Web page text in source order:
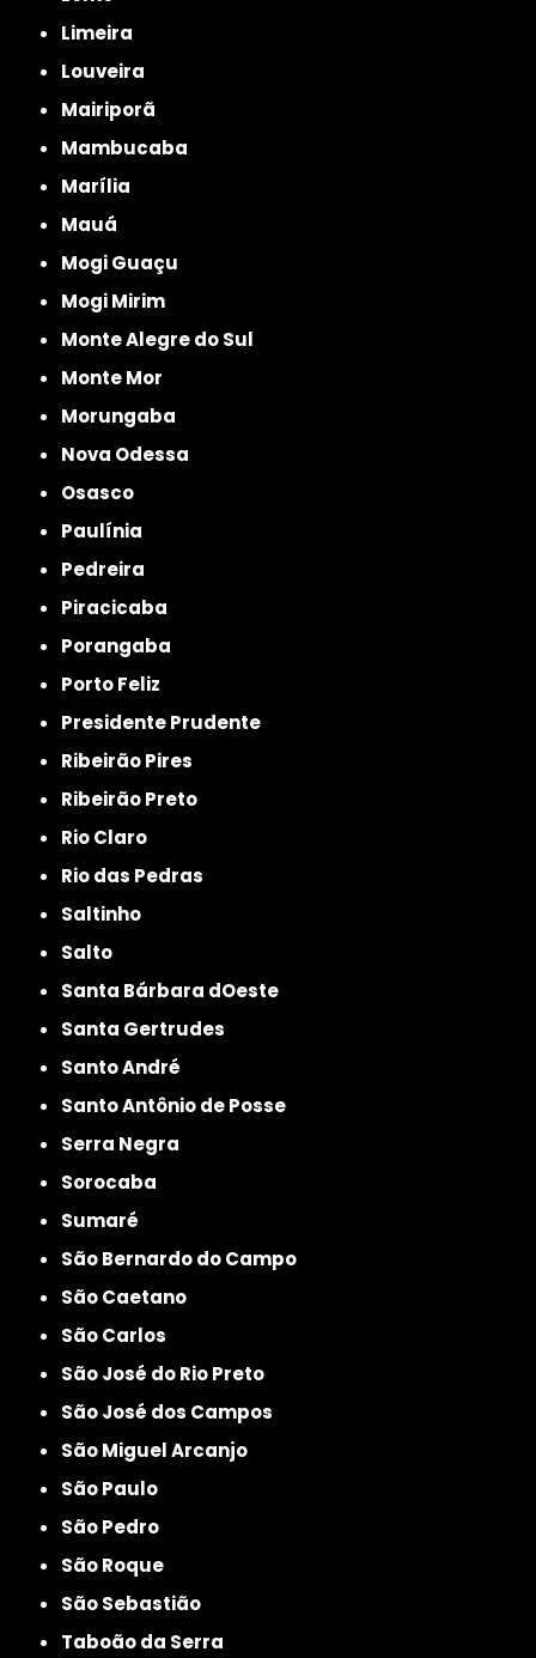
Limeira
Louveira
Mairiporã
Mambucaba
Marília
Mauá
Mogi Guaçu
Mogi Mirim
Monte Alegre do Sul
Monte Mor
Morungaba
Nova Odessa
Osasco
Paulínia
Pedreira
Piracicaba
Porangaba
Porto Feliz
Presidente Prudente
Ribeirão Pires
Ribeirão Preto
Rio Claro
Rio das Pedras
Saltinho
Salto
Santa Bárbara dOeste
Santa Gertrudes
Santo André
Santo Antônio de Posse
Serra Negra
Sorocaba
Sumaré
São Bernardo do Campo
São Caetano
São Carlos
São José do Rio Preto
São José dos Campos
São Miguel Arcanjo
São Paulo
São Pedro
São Roque
São Sebastião
Taboão da Serra